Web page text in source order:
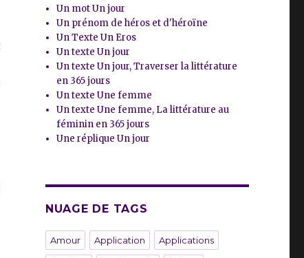
Un mot Un jour
Un prénom de héros et d'héroïne
Un Texte Un Eros
Un texte Un jour
Un texte Un jour, Traverser la littérature
en 365 jours
Un texte Une femme
Un texte Une femme, La littérature au
féminin en 365 jours
Une réplique Un jour
NUAGE DE TAGS
Amour Application Applications